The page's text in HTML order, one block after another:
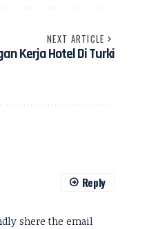
NEXT ARTICLE
Kerja Hotel Di Turki
shere the email
Reply